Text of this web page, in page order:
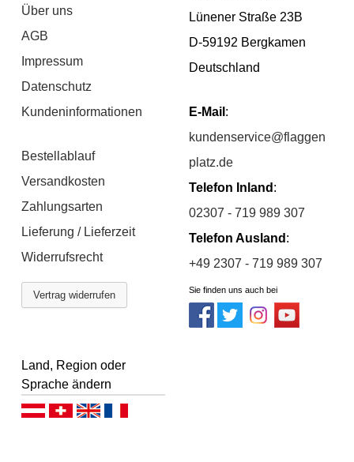
Über uns
AGB
Impressum
Datenschutz
Kundeninformationen
Bestellablauf
Versandkosten
Zahlungsarten
Lieferung / Lieferzeit
Widerrufsrecht
Vertrag widerrufen
Lünener Straße 23B
D-59192 Bergkamen
Deutschland
E-Mail :
kundenservice@flaggen
platz.de
Telefon Inland :
02307 - 719 989 307
Telefon Ausland :
+49 2307 - 719 989 307
Sie finden uns auch bei
Land, Region oder
Sprache ändern
Deutsch (AT)Deutsch (CH)